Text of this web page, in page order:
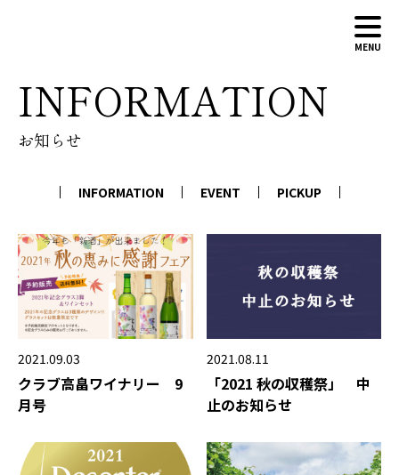
MENU
ABOUT
WINERY
ONLINE SHOP
INFORMATION
お知らせ
INFORMATION EVENT PICKUP
2021.09.03
クラブ高畠ワイナリー 9
月号
2021.08.11
「2021 秋の収穫祭」 中
止のお知らせ